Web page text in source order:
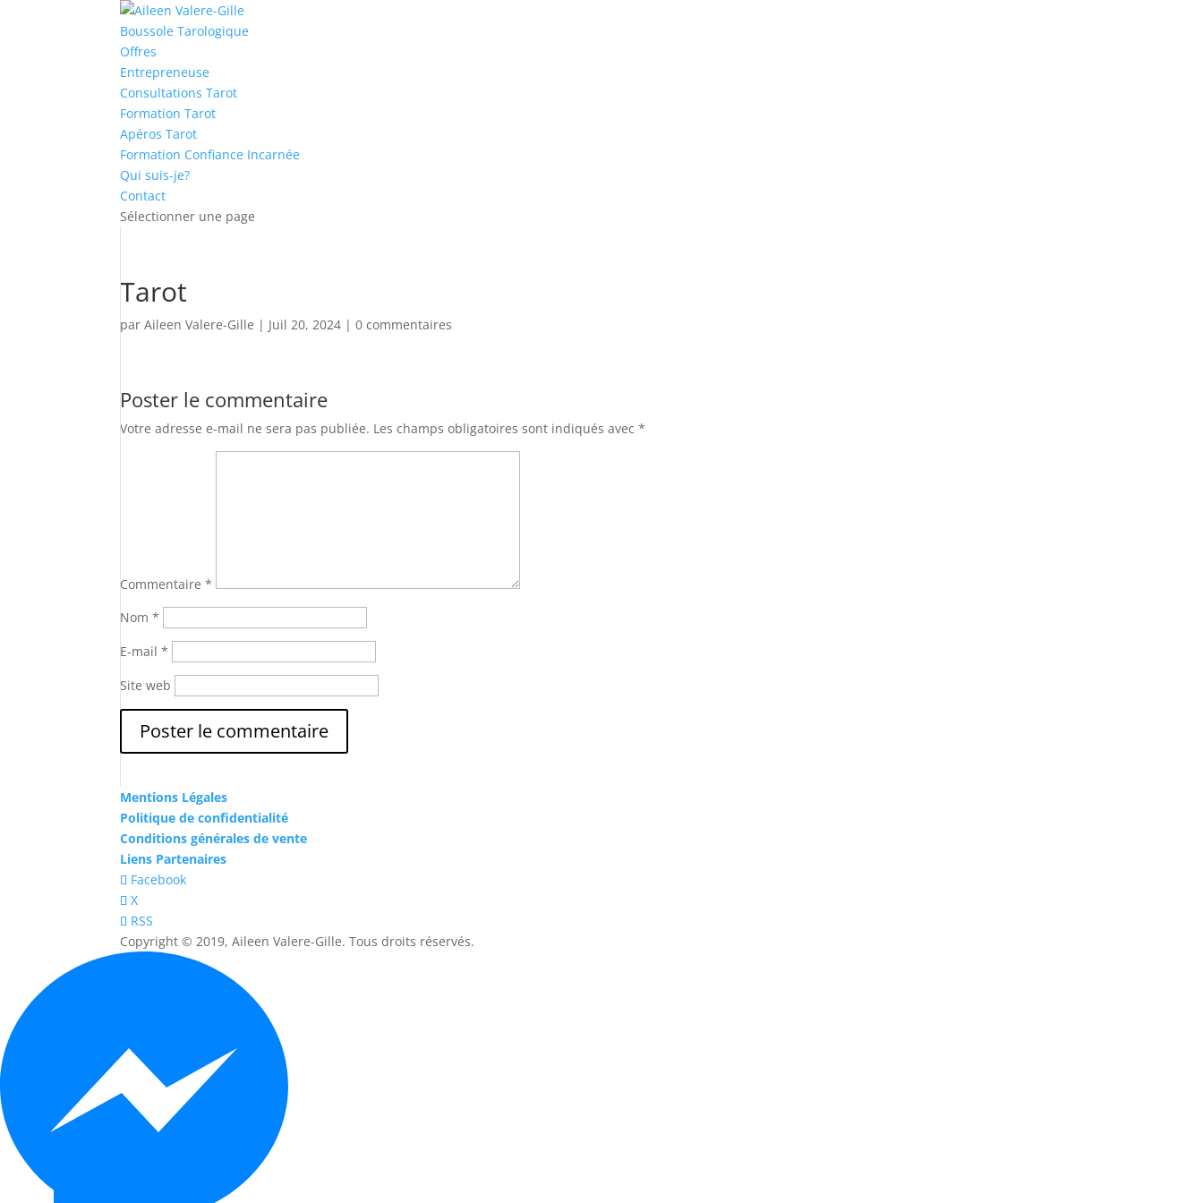
Boussole Tarologique
Offres
Entrepreneuse
Consultations Tarot
Formation Tarot
Apéros Tarot
Formation Confiance Incarnée
Qui suis-je?
Contact
Sélectionner une page
Tarot
parAileen Valere-Gille | Juil 20, 2024 |0 commentaires
Poster le commentaire
Votre adresse e-mail ne sera pas publiée. Les champs obligatoires sont indiqués avec*
Commentaire*
Nom*
E-mail*
Site web
Mentions Légales
Politique de confidentialité
Conditions générales de vente
Liens Partenaires
Facebook
X
RSS
Copyright © 2019, Aileen Valere-Gille. Tous droits réservés.